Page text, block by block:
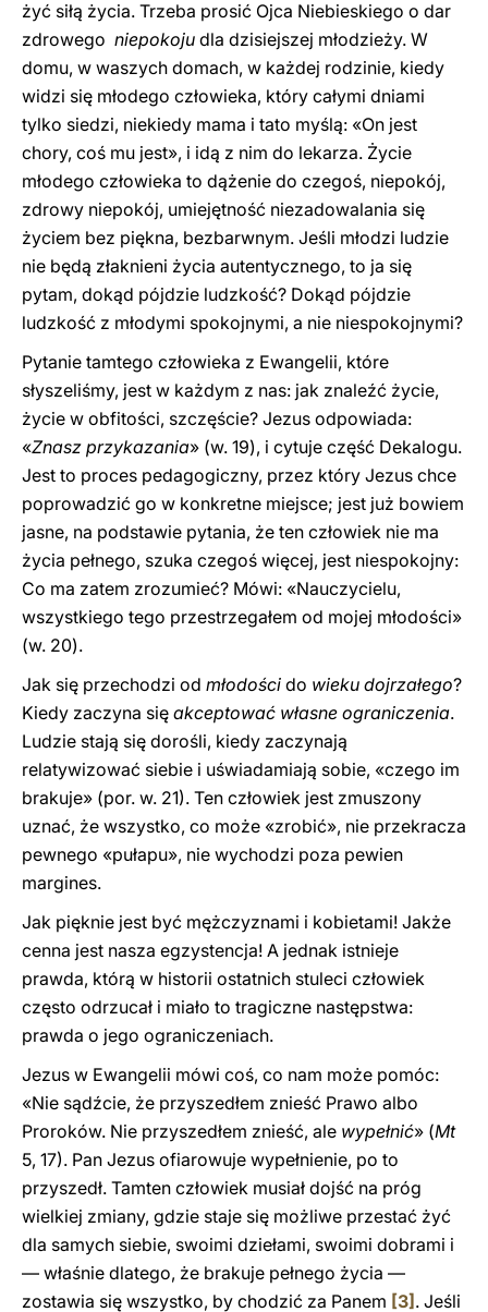
żyć siłą życia. Trzeba prosić Ojca Niebieskiego o dar
zdrowego niepokoju dla dzisiejszej młodzieży. W
domu, w waszych domach, w każdej rodzinie, kiedy
widzi się młodego człowieka, który całymi dniami
tylko siedzi, niekiedy mama i tato myślą: «On jest
chory, coś mu jest», i idą z nim do lekarza. Życie
młodego człowieka to dążenie do czegoś, niepokój,
zdrowy niepokój, umiejętność niezadowalania się
życiem bez piękna, bezbarwnym. Jeśli młodzi ludzie
nie będą złaknieni życia autentycznego, to ja się
pytam, dokąd pójdzie ludzkość? Dokąd pójdzie
ludzkość z młodymi spokojnymi, a nie niespokojnymi?
Pytanie tamtego człowieka z Ewangelii, które
słyszeliśmy, jest w każdym z nas: jak znaleźć życie,
życie w obfitości, szczęście? Jezus odpowiada:
«Znasz przykazania» (w. 19), i cytuje część Dekalogu.
Jest to proces pedagogiczny, przez który Jezus chce
poprowadzić go w konkretne miejsce; jest już bowiem
jasne, na podstawie pytania, że ten człowiek nie ma
życia pełnego, szuka czegoś więcej, jest niespokojny:
Co ma zatem zrozumieć? Mówi: «Nauczycielu,
wszystkiego tego przestrzegałem od mojej młodości»
(w. 20).
Jak się przechodzi od młodości do wieku dojrzałego?
Kiedy zaczyna się akceptować własne ograniczenia.
Ludzie stają się dorośli, kiedy zaczynają
relatywizować siebie i uświadamiają sobie, «czego im
brakuje» (por. w. 21). Ten człowiek jest zmuszony
uznać, że wszystko, co może «zrobić», nie przekracza
pewnego «pułapu», nie wychodzi poza pewien
margines.
Jak pięknie jest być mężczyznami i kobietami! Jakże
cenna jest nasza egzystencja! A jednak istnieje
prawda, którą w historii ostatnich stuleci człowiek
często odrzucał i miało to tragiczne następstwa:
prawda o jego ograniczeniach.
Jezus w Ewangelii mówi coś, co nam może pomóc:
«Nie sądźcie, że przyszedłem znieść Prawo albo
Proroków. Nie przyszedłem znieść, ale wypełnić» (Mt
5, 17). Pan Jezus ofiarowuje wypełnienie, po to
przyszedł. Tamten człowiek musiał dojść na próg
wielkiej zmiany, gdzie staje się możliwe przestać żyć
dla samych siebie, swoimi dziełami, swoimi dobrami i
— właśnie dlatego, że brakuje pełnego życia —
zostawia się wszystko, by chodzić za Panem [3] . Jeśli